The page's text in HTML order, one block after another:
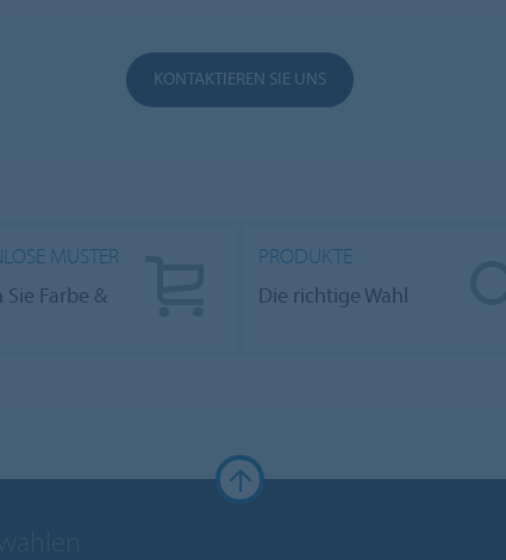
KONTAKTIEREN SIE UNS
MUSTER
Sie Farbe &
PRODUKTE
Die richtige Wahl